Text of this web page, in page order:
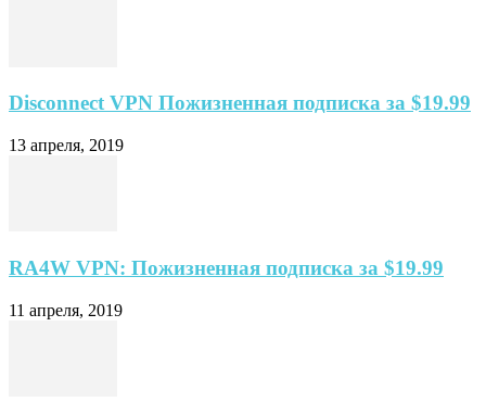
Disconnect VPN Пожизненная подписка за $19.99
13 апреля, 2019
RA4W VPN: Пожизненная подписка за $19.99
11 апреля, 2019